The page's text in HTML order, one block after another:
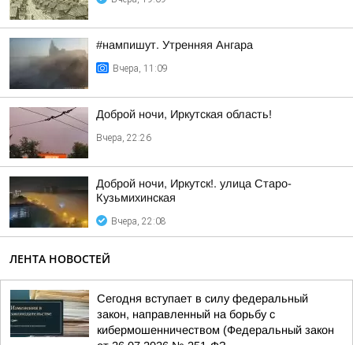
#нампишут. Утренняя Ангара
Вчера, 11:09
Доброй ночи, Иркутская область!
Вчера, 22:26
Доброй ночи, Иркутск!. улица Старо-
Кузьмихинская
Вчера, 22:08
ЛЕНТА НОВОСТЕЙ
Сегодня вступает в силу федеральный
закон, направленный на борьбу с
кибермошенничеством (Федеральный закон